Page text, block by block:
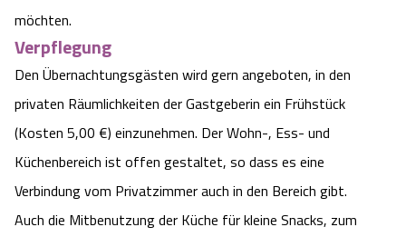
möchten.
Verpflegung
Den Übernachtungsgästen wird gern angeboten, in den
privaten Räumlichkeiten der Gastgeberin ein Frühstück
(Kosten 5,00 €) einzunehmen. Der Wohn-, Ess- und
Küchenbereich ist offen gestaltet, so dass es eine
Verbindung vom Privatzimmer auch in den Bereich gibt.
Auch die Mitbenutzung der Küche für kleine Snacks, zum